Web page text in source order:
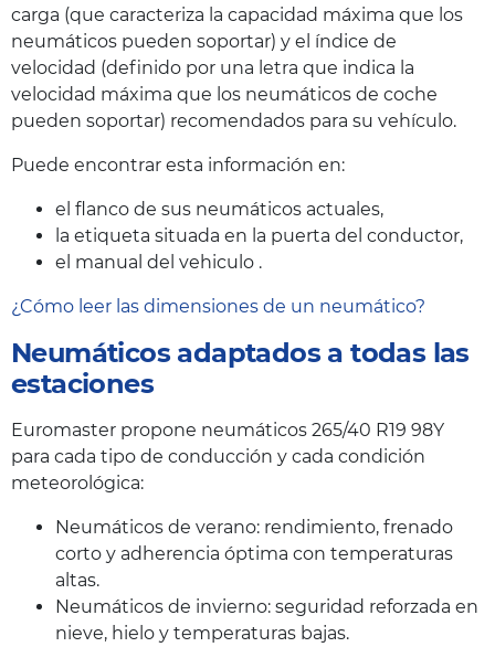
carga (que caracteriza la capacidad máxima que los
neumáticos pueden soportar) y el índice de
velocidad (definido por una letra que indica la
velocidad máxima que los neumáticos de coche
pueden soportar) recomendados para su vehículo.
Puede encontrar esta información en:
el flanco de sus neumáticos actuales,
la etiqueta situada en la puerta del conductor,
el manual del vehiculo .
¿Cómo leer las dimensiones de un neumático?
Neumáticos adaptados a todas las
estaciones
Euromaster propone neumáticos 265/40 R19 98Y
para cada tipo de conducción y cada condición
meteorológica:
Neumáticos de verano: rendimiento, frenado
corto y adherencia óptima con temperaturas
altas.
Neumáticos de invierno: seguridad reforzada en
nieve, hielo y temperaturas bajas.